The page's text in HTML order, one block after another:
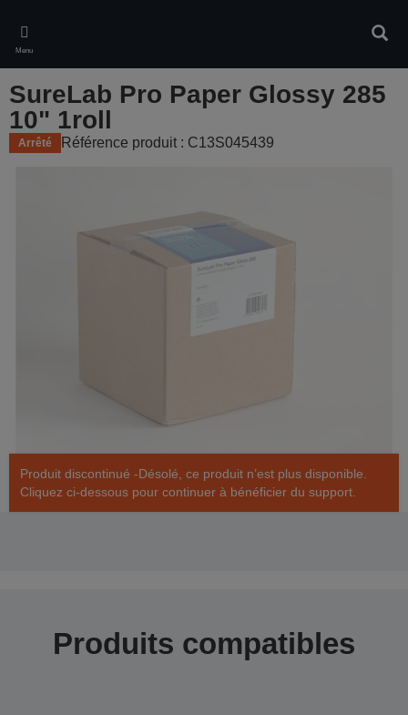
main
content
Menu
SureLab Pro Paper Glossy 285
10" 1roll
Arrêté Référence produit : C13S045439
Produit discontinué -Désolé, ce produit n’est plus disponible.
Cliquez ci-dessous pour continuer à bénéficier du support.
Produits compatibles